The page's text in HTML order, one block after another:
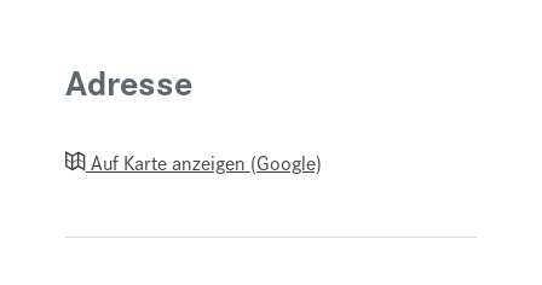
Adresse
Auf Karte anzeigen (Google)